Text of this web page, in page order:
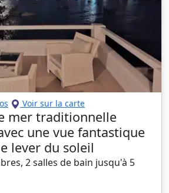
Voir sur la carte
mer traditionnelle
une vue fantastique
lever du soleil
2 salles de bain jusqu'à 5